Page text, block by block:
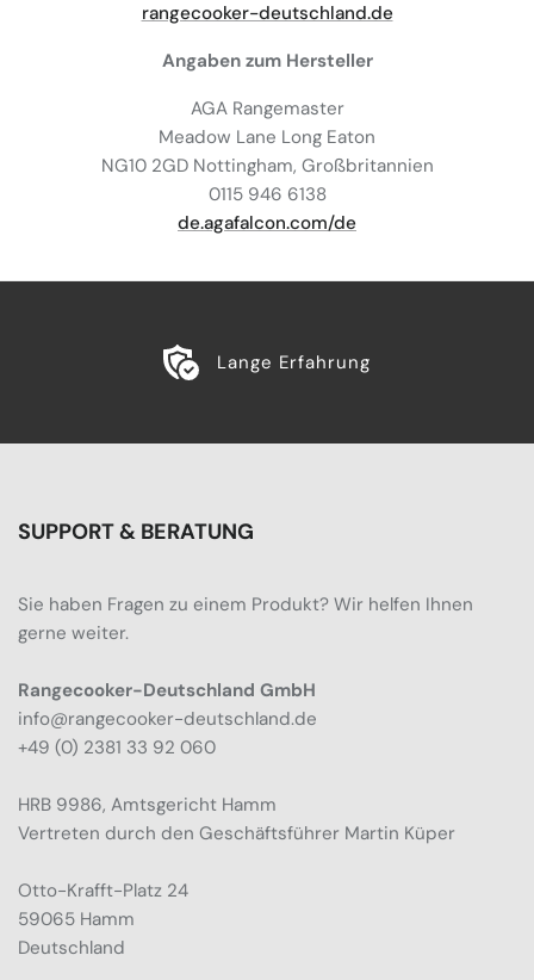
rangecooker-deutschland.de
Angaben zum Hersteller
AGA Rangemaster
Meadow Lane Long Eaton
NG10 2GD Nottingham, Großbritannien
0115 946 6138
de.agafalcon.com/de
Lange Erfahrung
SUPPORT & BERATUNG
Sie haben Fragen zu einem Produkt? Wir helfen Ihnen
gerne weiter.
Rangecooker-Deutschland GmbH
info@rangecooker-deutschland.de
+49 (0) 2381 33 92 060
HRB 9986, Amtsgericht Hamm
Vertreten durch den Geschäftsführer Martin Küper
Otto-Krafft-Platz 24
59065 Hamm
Deutschland